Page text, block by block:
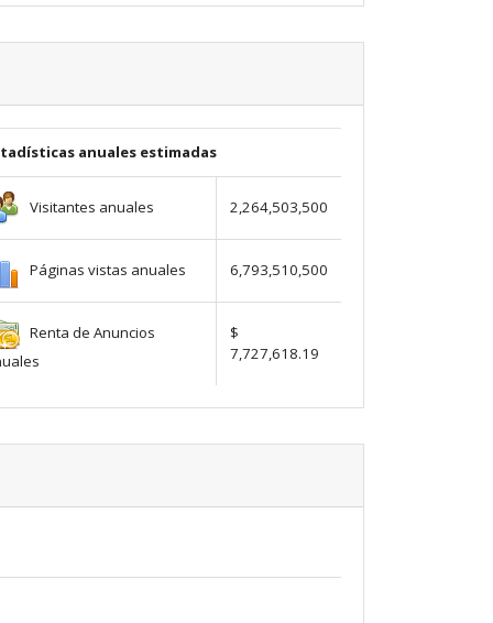
anuales estimadas
Visitantes anuales 2,264,503,500
Páginas vistas anuales 6,793,510,500
Renta de Anuncios
$
7,727,618.19